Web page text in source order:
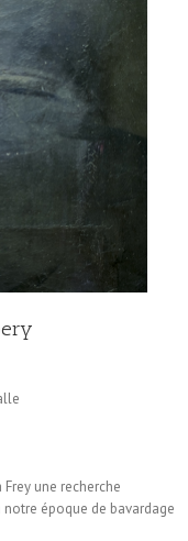
une recherche
époque de bavardage